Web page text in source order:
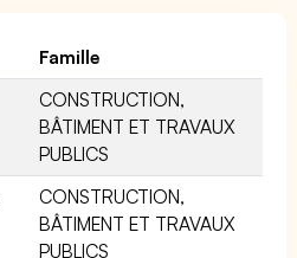
Famille
CONSTRUCTION,
BÂTIMENT ET TRAVAUX
PUBLICS
CONSTRUCTION,
BÂTIMENT ET TRAVAUX
PUBLICS